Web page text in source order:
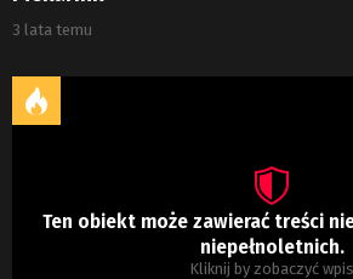
3 lata temu
Ten obiekt może zawierać treści
niepełnoletnich.
Kliknij by zobaczyć wpis